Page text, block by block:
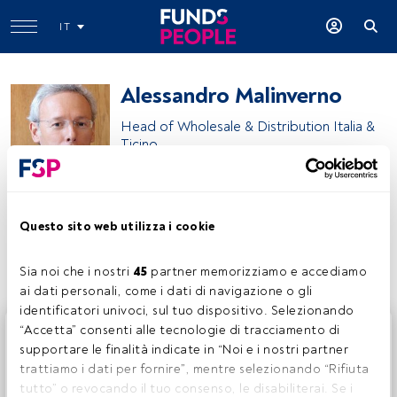
Questo sito web utilizza i cookie
Sia noi che i nostri 45 partner memorizziamo e accediamo
ai dati personali, come i dati di navigazione o gli
identificatori univoci, sul tuo dispositivo. Selezionando
“Accetta” consenti alle tecnologie di tracciamento di
supportare le finalità indicate in “Noi e i nostri partner
trattiamo i dati per fornire”, mentre selezionando “Rifiuta
tutto” o revocando il tuo consenso, le disabiliterai. Se i
IT
Alessandro Malinverno
Head of Wholesale & Distribution Italia &
Ticino
Condividi:
Questo è un articolo riservato agli utenti FundsPeople. Se
sei già registrato, accedi tramite il pulsante Login. Se non
hai ancora un account, ti invitiamo a registrarti per scoprire
tutti i contenuti che FundsPeople ha da offrire.